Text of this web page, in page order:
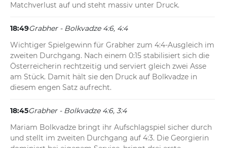
Matchverlust auf und steht massiv unter Druck.
18:49Grabher - Bolkvadze 4:6, 4:4
Wichtiger Spielgewinn für Grabher zum 4:4-Ausgleich im
zweiten Durchgang. Nach einem 0:15 stabilisiert sich die
Österreicherin rechtzeitig und serviert gleich zwei Asse
am Stück. Damit hält sie den Druck auf Bolkvadze in
diesem engen Satz aufrecht.
18:45Grabher - Bolkvadze 4:6, 3:4
Mariam Bolkvadze bringt ihr Aufschlagspiel sicher durch
und stellt im zweiten Durchgang auf 4:3. Die Georgierin